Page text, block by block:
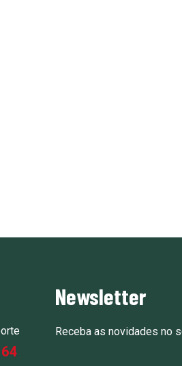
Newsletter
Receba as novidades no